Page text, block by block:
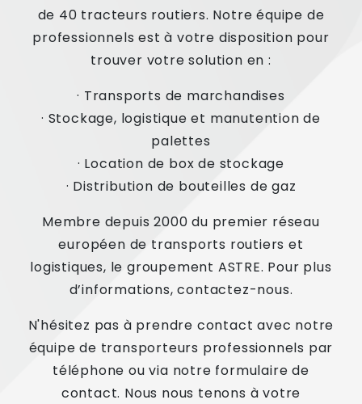
de 40 tracteurs routiers. Notre équipe de
professionnels est à votre disposition pour
trouver votre solution en :
· Transports de marchandises
· Stockage, logistique et manutention de
palettes
· Location de box de stockage
· Distribution de bouteilles de gaz
Membre depuis 2000 du premier réseau
européen de transports routiers et
logistiques, le groupement ASTRE. Pour plus
d’informations, contactez-nous.
N'hésitez pas à prendre contact avec notre
équipe de transporteurs professionnels par
téléphone ou via notre formulaire de
contact. Nous nous tenons à votre